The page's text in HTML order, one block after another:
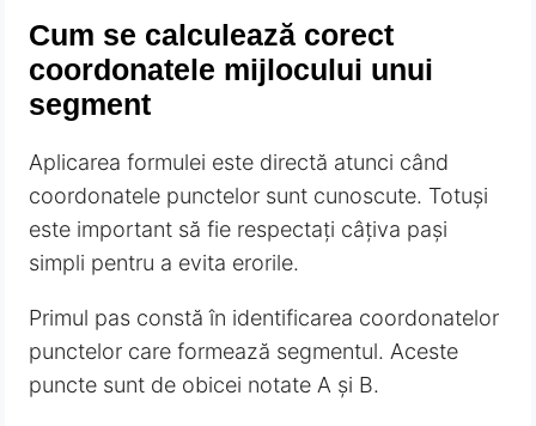
Cum se calculează corect
coordonatele mijlocului unui
segment
Aplicarea formulei este directă atunci când
coordonatele punctelor sunt cunoscute. Totuși
este important să fie respectați câțiva pași
simpli pentru a evita erorile.
Primul pas constă în identificarea coordonatelor
punctelor care formează segmentul. Aceste
puncte sunt de obicei notate A și B.